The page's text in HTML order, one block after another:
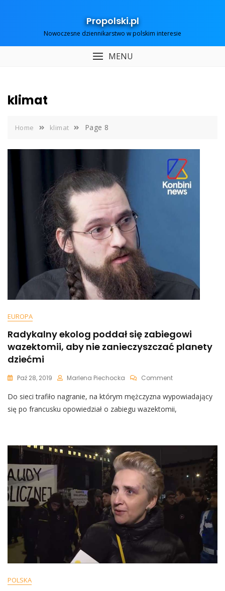
Propolski.pl
Nowoczesne dziennikarstwo w polskim interesie
MENU
klimat
Home klimat Page 8
EUROPA
Radykalny ekolog poddał się zabiegowi
wazektomii, aby nie zanieczyszczać planety
dziećmi
Paź 28, 2019 Marlena Piechocka CommentOn
Ekolog
Poddał
Się
Aby
Zanieczyszczać
Planety
Dziećmi
Do sieci trafiło nagranie, na którym mężczyzna wypowiadający
się po francusku opowiedział o zabiegu wazektomii,
POLSKA